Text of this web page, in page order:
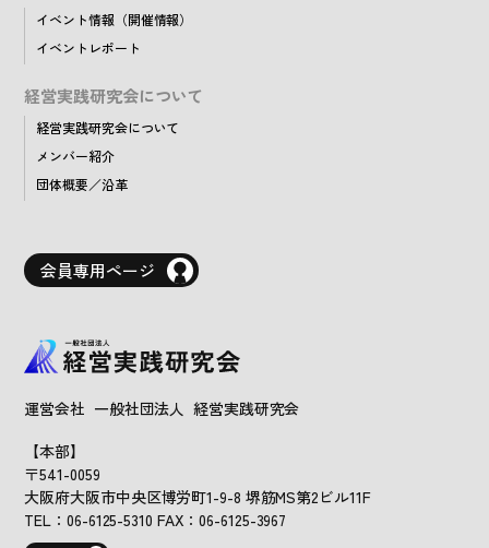
イベント情報（開催情報）
イベントレポート
経営実践研究会について
経営実践研究会について
メンバー紹介
団体概要／沿革
会員専用ページ
運営会社 一般社団法人 経営実践研究会
【本部】
〒541-0059
大阪府大阪市中央区博労町1-9-8 堺筋MS第2ビル11F
TEL：06-6125-5310 FAX：06-6125-3967